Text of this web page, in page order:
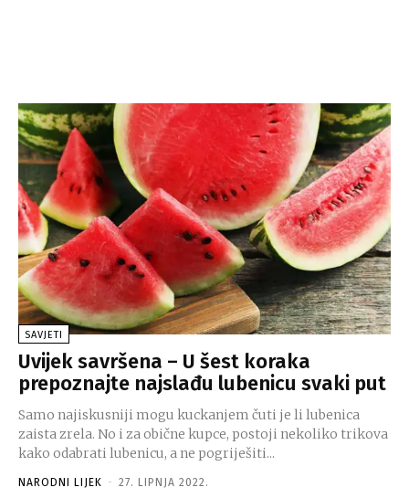
SAVJETI
Uvijek savršena – U šest koraka
prepoznajte najslađu lubenicu svaki put
Samo najiskusniji mogu kuckanjem čuti je li lubenica
zaista zrela. No i za obične kupce, postoji nekoliko trikova
kako odabrati lubenicu, a ne pogriješiti...
NARODNI LIJEK - 27. LIPNJA 2022.